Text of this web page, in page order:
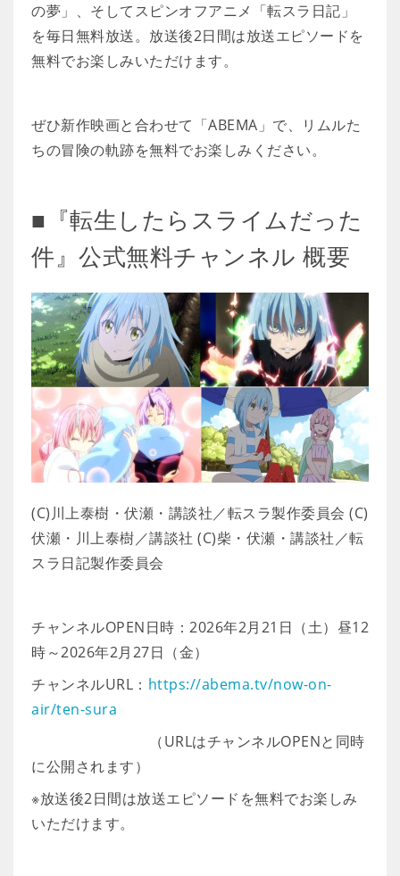
の夢」、そしてスピンオフアニメ「転スラ日記」
を毎日無料放送。放送後2日間は放送エピソードを
無料でお楽しみいただけます。
ぜひ新作映画と合わせて「ABEMA」で、リムルた
ちの冒険の軌跡を無料でお楽しみください。
■『転生したらスライムだった
件』公式無料チャンネル 概要
(C)川上泰樹・伏瀬・講談社／転スラ製作委員会 (C)
伏瀬・川上泰樹／講談社 (C)柴・伏瀬・講談社／転
スラ日記製作委員会
チャンネルOPEN日時：2026年2月21日（土）昼12
時～2026年2月27日（金）
チャンネルURL： https://abema.tv/now-on-
air/ten-sura
（URLはチャンネルOPENと同時
に公開されます）
※放送後2日間は放送エピソードを無料でお楽しみ
いただけます。